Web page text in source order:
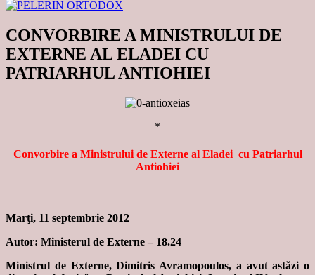
CONVORBIRE A MINISTRULUI DE
EXTERNE AL ELADEI CU
PATRIARHUL ANTIOHIEI
*
Convorbire a Ministrului de Externe al Eladei cu Patriarhul
Antiohiei
Marţi, 11 septembrie 2012
Autor: Ministerul de Externe – 18.24
Ministrul de Externe, Dimitris Avramopoulos, a avut astăzi o